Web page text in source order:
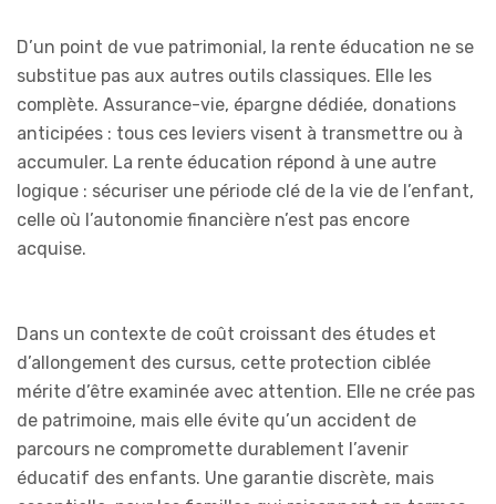
D’un point de vue patrimonial, la rente éducation ne se
substitue pas aux autres outils classiques. Elle les
complète. Assurance-vie, épargne dédiée, donations
anticipées : tous ces leviers visent à transmettre ou à
accumuler. La rente éducation répond à une autre
logique : sécuriser une période clé de la vie de l’enfant,
celle où l’autonomie financière n’est pas encore
acquise.
Dans un contexte de coût croissant des études et
d’allongement des cursus, cette protection ciblée
mérite d’être examinée avec attention. Elle ne crée pas
de patrimoine, mais elle évite qu’un accident de
parcours ne compromette durablement l’avenir
éducatif des enfants. Une garantie discrète, mais